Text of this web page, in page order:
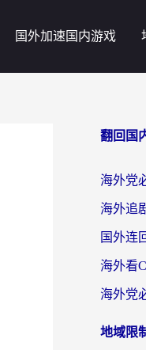
国外加速国内游戏
翻回国
地域限